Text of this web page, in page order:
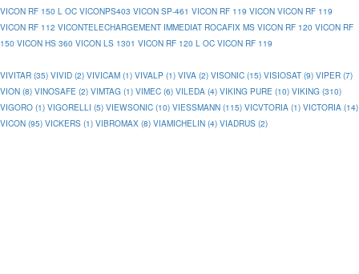
VICON RF 150 L OC VICONPS403 VICON SP-461 VICON RF 119 VICON VICON RF 119
VICON RF 112 VICONTELECHARGEMENT IMMEDIAT ROCAFIX MS VICON RF 120 VICON RF
150 VICON HS 360 VICON LS 1301 VICON RF 120 L OC VICON RF 119
VIVITAR (35) VIVID (2) VIVICAM (1) VIVALP (1) VIVA (2) VISONIC (15) VISIOSAT (9) VIPER (7)
VION (8) VINOSAFE (2) VIMTAG (1) VIMEC (6) VILEDA (4) VIKING PURE (10) VIKING (310)
VIGORO (1) VIGORELLI (5) VIEWSONIC (10) VIESSMANN (115) VICVTORIA (1) VICTORIA (14)
VICON (95) VICKERS (1) VIBROMAX (8) VIAMICHELIN (4) VIADRUS (2)